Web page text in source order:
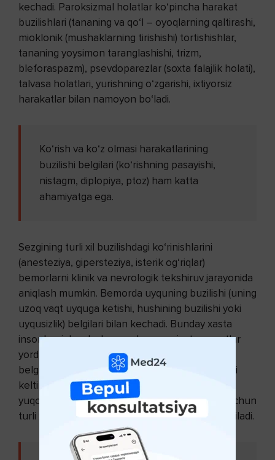
kechadi. Paroksizmal holatlar ko‘pincha harakat
buzilishlari (tananing va qo‘l – oyoqlarning qaltirashi,
mioklonik (mushaklarning tirishishi) tortishishlar,
tananing yoysimon taranglashishi, trizm,
bleforaspazm), psevdoparezlar (soxta falajlik holati),
talvasa holatlari, yurishning o‘zgarishi, ixtiyorsiz
harakatlar bilan namoyon bo‘ladi.
Ko‘rish va ko‘z olmasi harakatlarining
buzilishi belgilari (ko‘rishning pasayishi,
nistagm, diplopiya, ptoz) ham katta
ahamiyatga ega.
Sezgining turli xil buzilishdagi ko‘rinishlarini
(anesteziya, gipersteziya, isterik og‘riqlar)
bemorlarni klinik va nevrologik tekshiruv jarayonida
aniqlash mumkin. Bemorda uyquning buzilishi (uning
uzoq vaqt uyquga ketishi, hushining buzilishi yoki
uyqusizlik) belgilari bilan kechadi. Bunday xasta
insonlarni davolash nevrolog va psixoterapevtlar
yordami bilan olib boriladi. Davolash turi xastalik
belgisiga qarab amalga oshiriladi. Ya’ni, kasallikni
keltirib chiqargan omillarga barham berish va
yuqorida qayd etilgan belgilarni bartaraf etish uchun
turli xil guruhga kiruvchi dori vositalari tavsiya etiladi.